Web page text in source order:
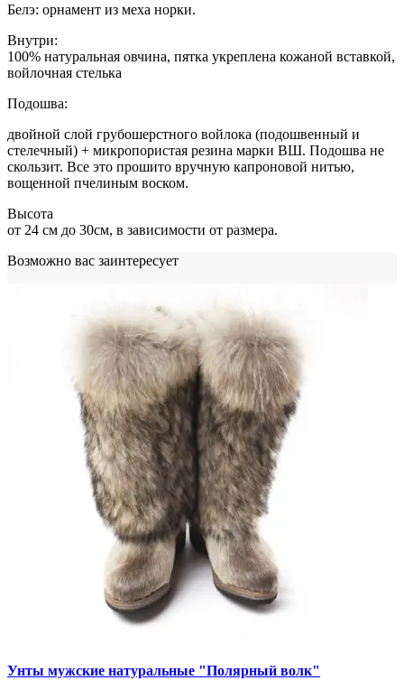
Белэ: орнамент из меха норки.
Внутри:
100% натуральная овчина, пятка укреплена кожаной вставкой,
войлочная стелька
Подошва:
двойной слой грубошерстного войлока (подошвенный и
стелечный) + микропористая резина марки ВШ. Подошва не
скользит. Все это прошито вручную капроновой нитью,
вощенной пчелиным воском.
Высота
от 24 см до 30см, в зависимости от размера.
Возможно вас заинтересует
Унты мужские натуральные "Полярный волк"